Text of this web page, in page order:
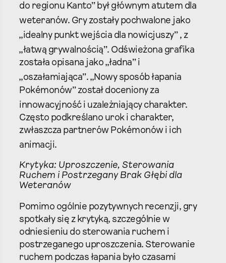
do regionu Kanto” był głównym atutem dla
weteranów. Gry zostały pochwalone jako
„idealny punkt wejścia dla nowicjuszy” , z
„łatwą grywalnością”. Odświeżona grafika
została opisana jako „ładna” i
„oszałamiająca”. „Nowy sposób łapania
Pokémonów” został doceniony za
innowacyjność i uzależniający charakter.
Często podkreślano urok i charakter,
zwłaszcza partnerów Pokémonów i ich
animacji.
Krytyka: Uproszczenie, Sterowania
Ruchem i Postrzegany Brak Głębi dla
Weteranów
Pomimo ogólnie pozytywnych recenzji, gry
spotkały się z krytyką, szczególnie w
odniesieniu do sterowania ruchem i
postrzeganego uproszczenia. Sterowanie
ruchem podczas łapania było czasami